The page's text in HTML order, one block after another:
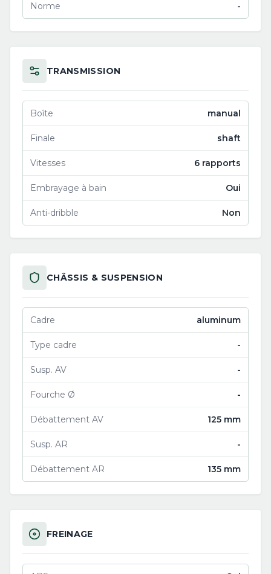
Norme -
TRANSMISSION
Boîte manual
Finale shaft
Vitesses 6 rapports
Embrayage à bain Oui
Anti-dribble Non
CHÂSSIS & SUSPENSION
Cadre aluminum
Type cadre -
Susp. AV -
Fourche Ø -
Débattement AV 125 mm
Susp. AR -
Débattement AR 135 mm
FREINAGE